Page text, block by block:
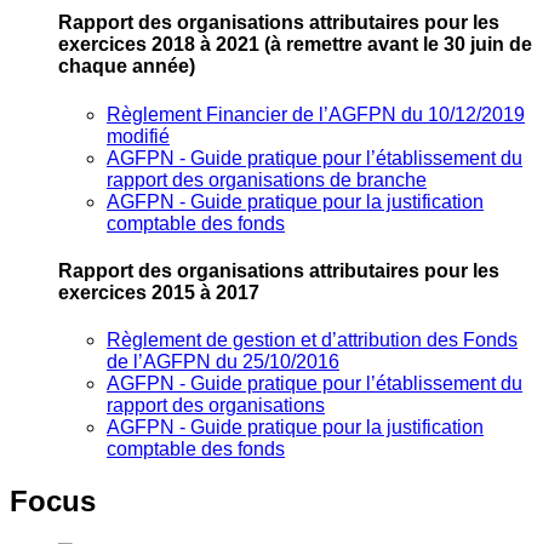
Rapport des organisations attributaires pour les
exercices 2018 à 2021 (à remettre avant le 30 juin de
chaque année)
Règlement Financier de l’AGFPN du 10/12/2019
modifié
AGFPN ‐ Guide pratique pour l’établissement du
rapport des organisations de branche
AGFPN ‐ Guide pratique pour la justification
comptable des fonds
Rapport des organisations attributaires pour les
exercices 2015 à 2017
Règlement de gestion et d’attribution des Fonds
de l’AGFPN du 25/10/2016
AGFPN ‐ Guide pratique pour l’établissement du
rapport des organisations
AGFPN ‐ Guide pratique pour la justification
comptable des fonds
Focus